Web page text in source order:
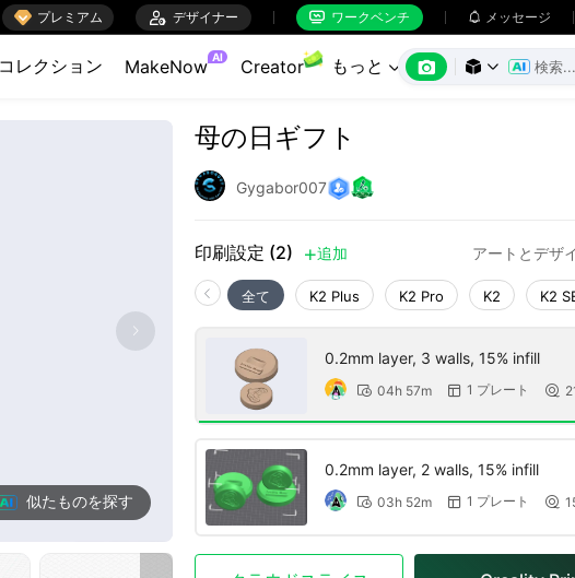
 プレミアム  デザイナー  ワークベンチ  メッセージ
コレクション MakeNow AI Creator もっと    
似たものを探す
母の日ギフト
Gygabor007
印刷設定 (2) 追加 アートとデザ
全て K2 Plus K2 Pro K2 K2
0.2mm layer, 3 walls, 15% infill
 04h 57m  1 プレート 
0.2mm layer, 2 walls, 15% infill
 03h 52m  1 プレート 